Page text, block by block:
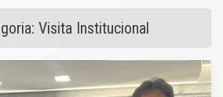
Visita Institucional